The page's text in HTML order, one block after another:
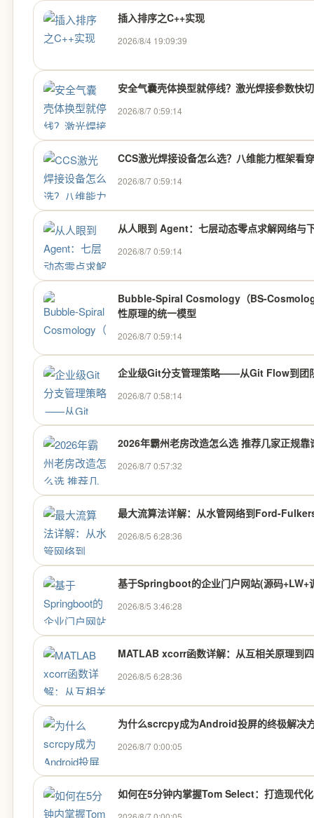
插入排序之C++实现
2026/8/4 19:09:39
安全气囊壳体换型就停线？激光焊接参数快
2026/8/7 0:59:14
CCS激光焊接设备怎么选？八维能力框架看
2026/8/7 0:59:14
从人眼到 Agent：七层动态零点求解网络与
2026/8/7 0:59:14
Bubble‑Spiral Cosmology（
性原理的统一模型
2026/8/7 0:59:14
企业级Git分支管理策略——从Git Flow到团
2026/8/7 0:58:14
2026年霸州老房改造怎么选 推荐几家正规
2026/8/7 0:57:32
最大流算法详解：从水管网络到Ford-
2026/8/5 6:28:36
基于Springboot的企业门户网站(源码+LW+
2026/8/5 3:46:28
MATLAB xcorr函数详解：从互相关原理到
2026/8/5 6:28:36
为什么scrcpy成为Android投屏的终极解决
2026/8/7 0:00:05
如何在5分钟内掌握Tom Select：打造现代